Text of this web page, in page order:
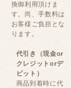
換御利用頂けま
す。尚、手数料は
お客様ご負担とな
ります。
代引き（現金or
クレジットorデ
ビット）
商品到着時に代